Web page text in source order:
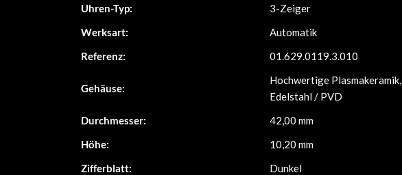
Uhren-Typ:
3-Zeiger
Werksart:
Automatik
Referenz:
01.629.0119.3.010
Gehäuse:
Hochwertige Plasmakeramik,
Edelstahl / PVD
Durchmesser:
42,00 mm
Höhe:
10,20 mm
Zifferblatt:
Dunkel